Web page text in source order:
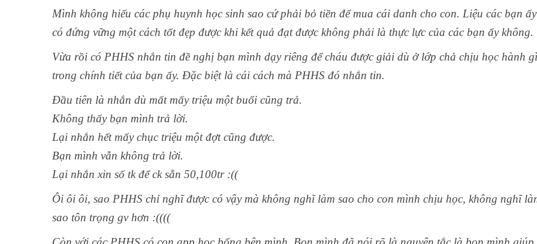
Mình không hiểu các phụ huynh học sinh sao cứ phải bỏ tiền để mua cái danh cho con. Liệu các bạn ấy
có đứng vững một cách tốt đẹp được khi kết quả đạt được không phải là thực lực của các bạn ấy không.
Vừa rồi có PHHS nhắn tin đề nghị bạn mình dạy riêng để cháu được giải dù ở lớp chả chịu học hành gì
trong chính tiết của bạn ấy. Đặc biệt là cái cách mà PHHS đó nhắn tin.
Đầu tiên là nhắn dù mất mấy triệu một buổi cũng trả.
Không thấy bạn mình trả lời.
Lại nhắn hết mấy chục triệu một đợt cũng được.
Bạn mình vẫn không trả lời.
Lại nhắn xin số tk để ck sẵn 50,100tr :((
Ôi ôi ôi, sao PHHS chỉ nghĩ được có vậy mà không nghĩ làm sao cho con mình chịu học, không nghĩ
sao tôn trọng gv hơn :((((